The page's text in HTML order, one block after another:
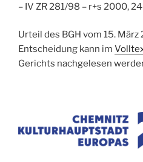
– IV ZR 281/98 – r+s 2000,
Urteil des BGH vom 15. März
Entscheidung kann im
Gerichts nachgelesen